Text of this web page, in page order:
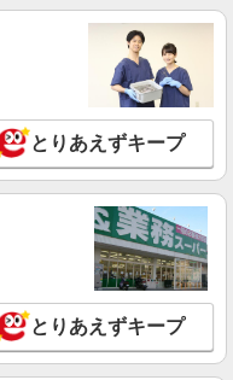
とりあえずキープ
とりあえずキープ